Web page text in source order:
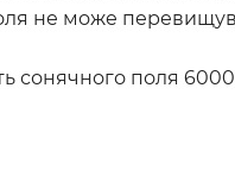
не може
сонячного поля